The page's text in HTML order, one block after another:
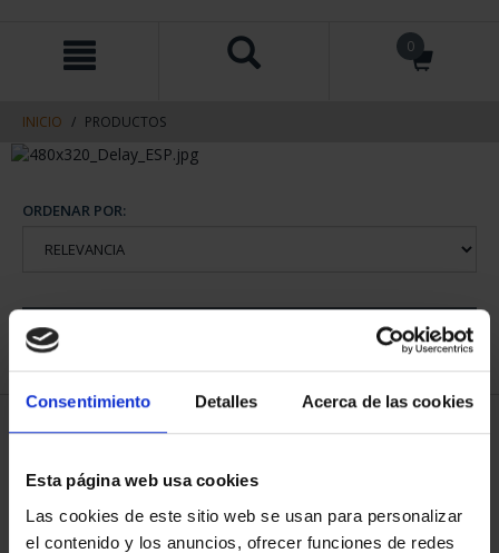
Consentimiento Detalles Acerca de las cookies
Esta página web usa cookies
Las cookies de este sitio web se usan para personalizar
el contenido y los anuncios, ofrecer funciones de redes
contenido
navegacin
0
INICIO PRODUCTOS
ORDENAR POR:
1 Productos encontrados